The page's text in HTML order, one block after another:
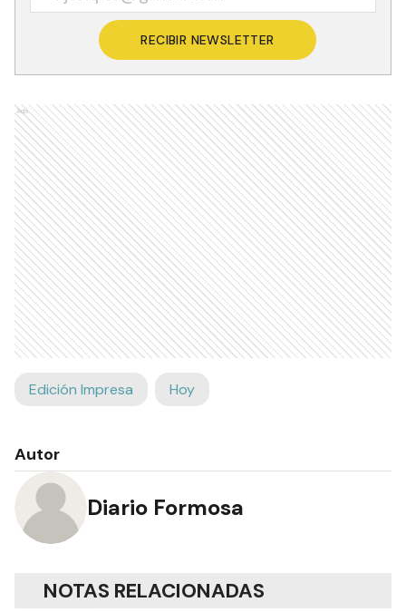
RECIBIR NEWSLETTER
Ads
Edición Impresa Hoy
Autor
Diario Formosa
NOTAS RELACIONADAS